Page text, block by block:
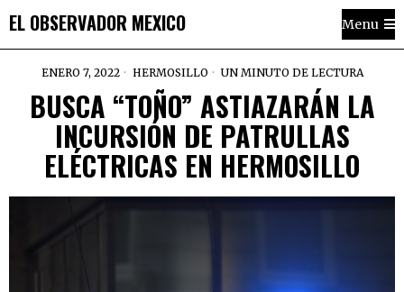
EL OBSERVADOR MEXICO Menu
ENERO 7, 2022 HERMOSILLO UN MINUTO DE LECTURA
BUSCA “TOÑO” ASTIAZARÁN LA
INCURSIÓN DE PATRULLAS
ELÉCTRICAS EN HERMOSILLO